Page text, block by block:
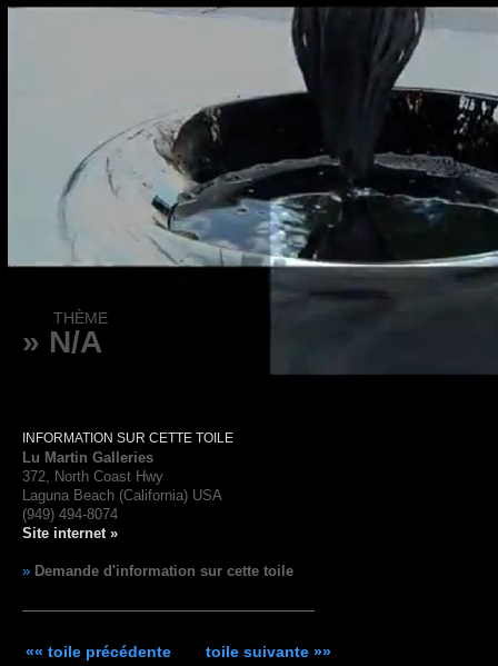
THÈME
» N/A
INFORMATION SUR CETTE TOILE
Lu Martin Galleries
372, North Coast Hwy
Laguna Beach (California) USA
(949) 494-8074
Site internet »
» Demande d'information sur cette toile
«« toile précédente toile suivante »»